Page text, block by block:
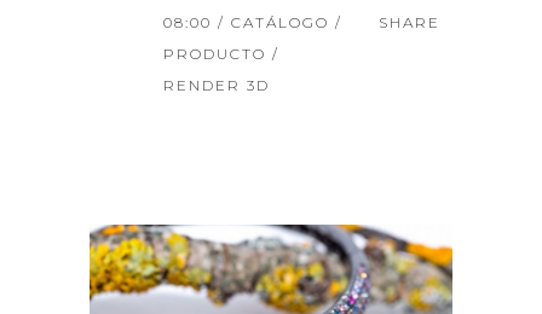
08:00 / CATÁLOGO /
PRODUCTO /
RENDER 3D
SHARE